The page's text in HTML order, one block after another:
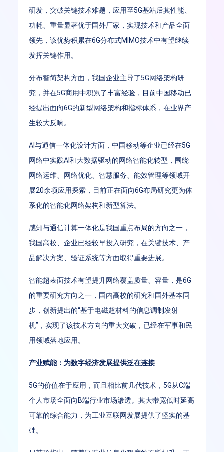
研发，突破关键技术难题，应用至5G基站后其性能、
功耗、重量显著优于国外厂家，实现技术和产品全面
领先，该优势积累在6G分布式MIMO技术中有望继续
发挥关键作用。
分布智简架构方面，我国企业主导了5G网络架构研
究，并在5G商用中积累了丰富经验，目前中国移动已
经提出面向6G的新型网络架构和指标体系，在业界产
生较大反响。
AI与通信一体化设计方面，中国移动等企业已经在5G
网络中实践AI和大数据驱动的网络智能化转型，围绕
网络运维、网络优化、智慧服务、能效管理等领域开
展20余项应用探索，目前正在面向6G布局研究更为体
系化的智能化网络架构和新型算法。
感知与通信计算一体化是我国重点布局的方向之一，
我国高校、企业已经较早投入研究，在关键技术、产
品解决方案、验证系统等方面取得重要进展。
智能超表面技术有望提升网络覆盖质量、容量，是6G
的重要研究方向之一，国内高校的研究和国外基本同
步，创新提出的“基于电磁超材料的信息调制发射
机”，实现了该技术方向的重大突破，已经在军事和民
用领域落地应用。
产业赋能：为数字经济发展提供泛在连接
5G的价值在于应用，而且相比前几代技术，5G从C端
个人市场全面向B端行业市场渗透。其大带宽低时延高
可靠的综合能力，为工业互联网发展提供了坚实的基
础。